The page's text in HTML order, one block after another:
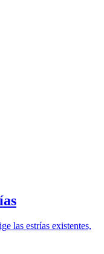
las estrías existentes,